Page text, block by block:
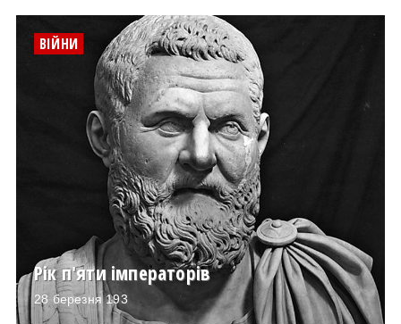
ВІЙНИ
Рік п'яти імператорів
28 березня 193